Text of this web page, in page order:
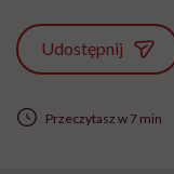
Udostępnij
Przeczytasz w 7 min